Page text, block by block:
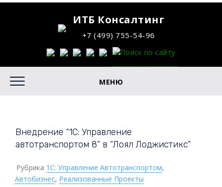
ИТБ Консалтинг
+7 (499) 755-54-96
МЕНЮ
Внедрение “1С: Управление
автотранспортом 8” в “Лоял Лоджистикс”
Рубрика 1С: Управление Автотранспортом,
Автобизнес, Реализованные Проекты